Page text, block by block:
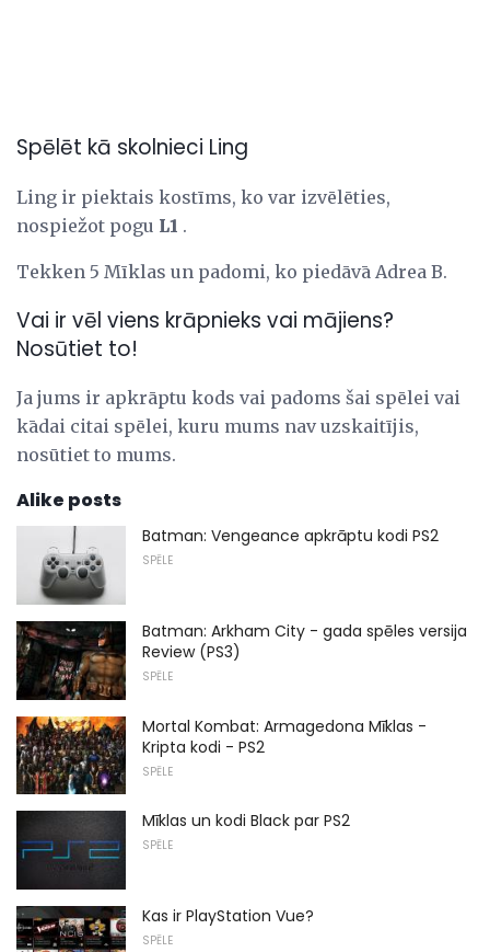
Spēlēt kā skolnieci Ling
Ling ir piektais kostīms, ko var izvēlēties,
nospiežot pogu L1 .
Tekken 5 Mīklas un padomi, ko piedāvā Adrea B.
Vai ir vēl viens krāpnieks vai mājiens?
Nosūtiet to!
Ja jums ir apkrāptu kods vai padoms šai spēlei vai
kādai citai spēlei, kuru mums nav uzskaitījis,
nosūtiet to mums.
Alike posts
Batman: Vengeance apkrāptu kodi PS2
SPĒLE
Batman: Arkham City - gada spēles versija
Review (PS3)
SPĒLE
Mortal Kombat: Armagedona Mīklas -
Kripta kodi - PS2
SPĒLE
Mīklas un kodi Black par PS2
SPĒLE
Kas ir PlayStation Vue?
SPĒLE